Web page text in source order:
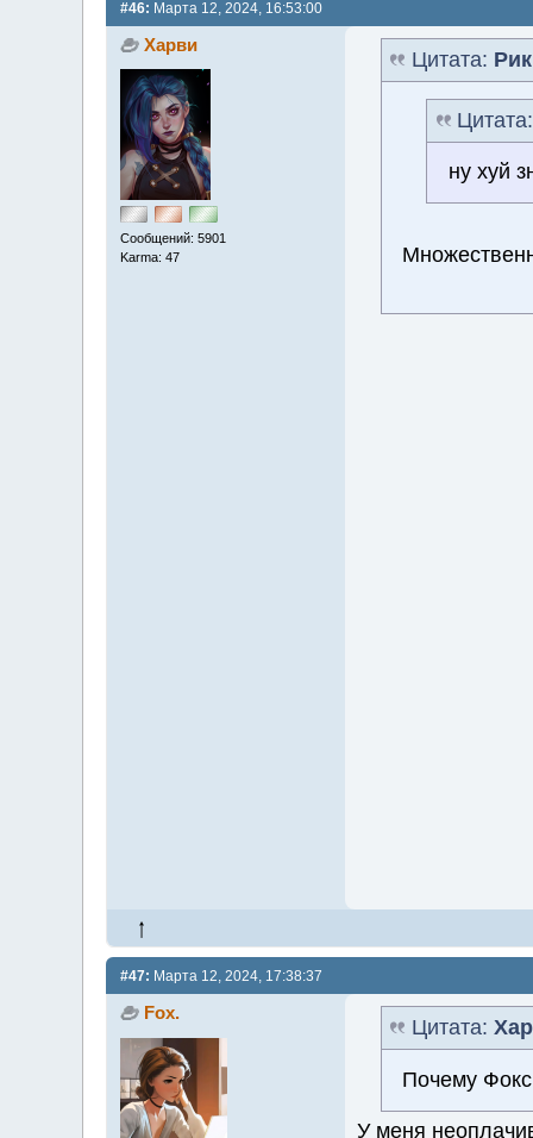
#46: Марта 12, 2024, 16:53:00
Харви
Сообщений: 5901
Karma: 47
Цитата:
ну хуй
#47: Марта 12, 2024, 17:38:37
Fox.
Цитата:
Почему
У меня